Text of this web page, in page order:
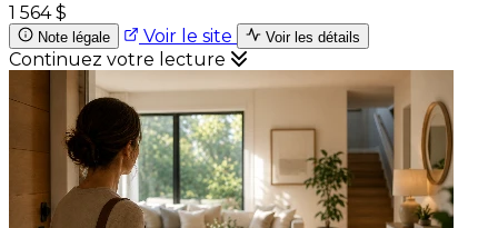
1 564 $
Note légale Voir le site Voir les détails
Continuez votre lecture